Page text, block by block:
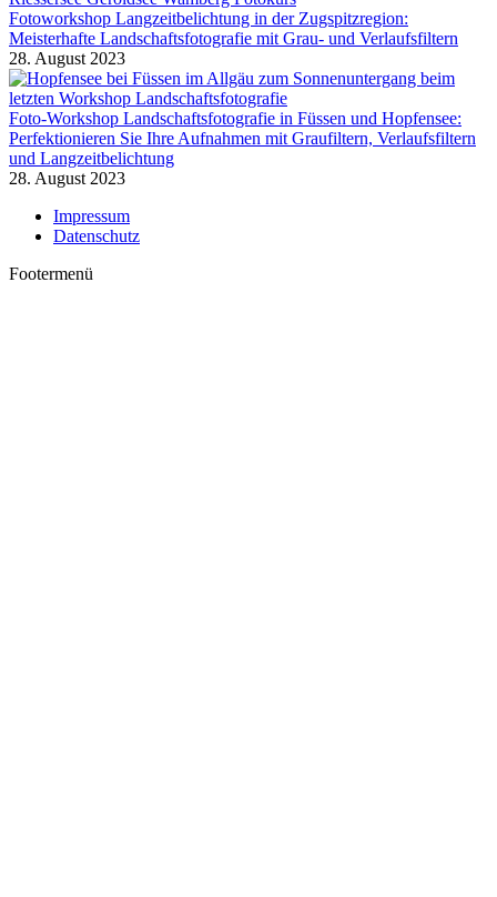
Fotoworkshop Langzeitbelichtung in der Zugspitzregion:
Meisterhafte Landschaftsfotografie mit Grau- und Verlaufsfiltern
28. August 2023
Foto-Workshop Landschaftsfotografie in Füssen und Hopfensee:
Perfektionieren Sie Ihre Aufnahmen mit Graufiltern, Verlaufsfiltern
und Langzeitbelichtung
28. August 2023
Impressum
Datenschutz
Footermenü